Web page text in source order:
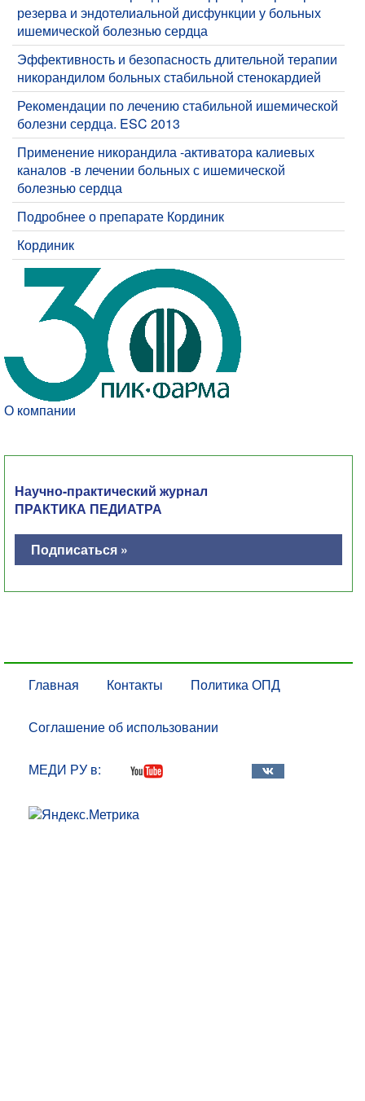
резерва и эндотелиальной дисфункции у больных
ишемической болезнью сердца
Эффективность и безопасность длительной терапии
никорандилом больных стабильной стенокардией
Рекомендации по лечению стабильной ишемической
болезни сердца. ESC 2013
Применение никорандила -активатора калиевых
каналов -в лечении больных с ишемической
болезнью сердца
Подробнее о препарате Кординик
Кординик
О компании
Научно-практический журнал
ПРАКТИКА ПЕДИАТРА
Подписаться »
Главная Контакты Политика ОПД
Соглашение об использовании
МЕДИ РУ в: